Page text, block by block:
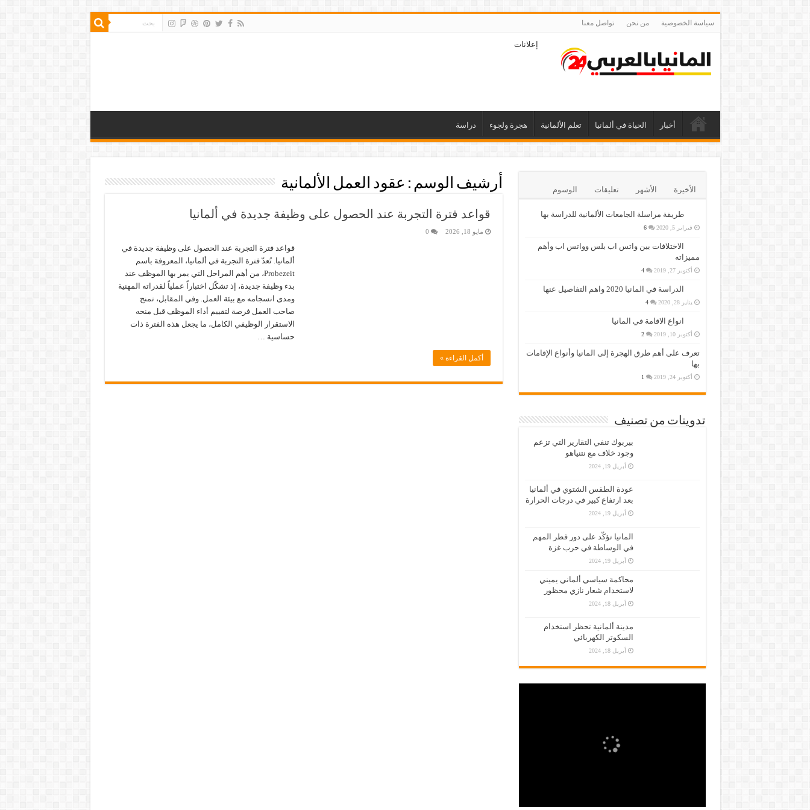
سياسة الخصوصية من نحن تواصل معنا
إعلانات
أخبار الحياة في ألمانيا تعلم الألمانية هجرة ولجوء دراسة
أرشيف الوسم : عقود العمل الألمانية
قواعد فترة التجربة عند الحصول على وظيفة جديدة في ألمانيا
مايو 18, 2026 0
قواعد فترة التجربة عند الحصول على وظيفة جديدة في
ألمانيا. تُعدّ فترة التجربة في ألمانيا، المعروفة باسم
Probezeit، من أهم المراحل التي يمر بها الموظف عند
بدء وظيفة جديدة، إذ تشكّل اختباراً عملياً لقدراته المهنية
ومدى انسجامه مع بيئة العمل. وفي المقابل، تمنح
صاحب العمل فرصة لتقييم أداء الموظف قبل منحه
الاستقرار الوظيفي الكامل، ما يجعل هذه الفترة ذات
حساسية …
أكمل القراءة »
الأخيرة الأشهر تعليقات الوسوم
طريقة مراسلة الجامعات الألمانية للدراسة بها
فبراير 5, 2020 6
الاختلافات بين واتس اب بلس وواتس اب وأهم
مميزاته
أكتوبر 27, 2019 4
الدراسة في المانيا 2020 واهم التفاصيل عنها
يناير 28, 2020 4
انواع الاقامة في المانيا
أكتوبر 10, 2019 2
تعرف على أهم طرق الهجرة إلى المانيا وأنواع الإقامات
بها
أكتوبر 24, 2019 1
تدوينات من تصنيف
بيربوك تنفي التقارير التي تزعم
وجود خلاف مع نتنياهو
أبريل 19, 2024
عودة الطقس الشتوي في ألمانيا
بعد ارتفاع كبير في درجات الحرارة
أبريل 19, 2024
المانيا تؤكّد على دور قطر المهم
في الوساطة في حرب غزة
أبريل 19, 2024
محاكمة سياسي ألماني يميني
لاستخدام شعار نازي محظور
أبريل 18, 2024
مدينة ألمانية تحظر استخدام
السكوتر الكهربائي
أبريل 18, 2024